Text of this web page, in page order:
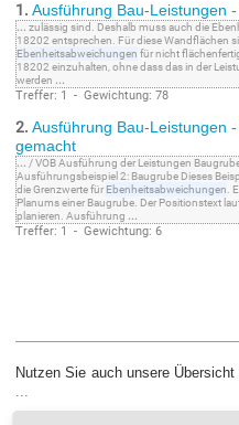
1. Ausführung Bau-Leistungen
... zulässig sind. Deshalb muss auch die
18202 entsprechen. Für diese Wandflächen
Ebenheitsabweichungen für nicht
18202 einzuhalten, ohne dass das in der
werden ...
Treffer: 1 - Gewichtung: 78
2. Ausführung Bau-Leistungen
gemacht
... / VOB Ausführung der Leistungen
Ausführungsbeispiel 2: Baugrube Dieses
die Grenzwerte für Ebenheitsabweichungen.
Planums einer Baugrube. Der Positionstext
planieren. Ausführung ...
Treffer: 1 - Gewichtung: 6
Nutzen Sie auch unsere
...